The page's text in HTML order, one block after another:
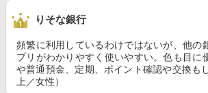
りそな銀行
頻繁に利用しているわけではないが、他の
プリがわかりやすく使いやすい。色も目に
や普通預金、定期、ポイント確認や交換も
上／女性）